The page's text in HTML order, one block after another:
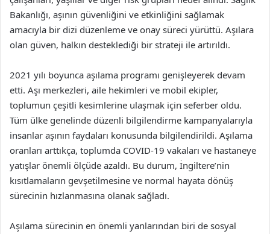
Bakanlığı, aşının güvenliğini ve etkinliğini sağlamak
amacıyla bir dizi düzenleme ve onay süreci yürüttü. Aşılara
olan güven, halkın desteklediği bir strateji ile artırıldı.
2021 yılı boyunca aşılama programı genişleyerek devam
etti. Aşı merkezleri, aile hekimleri ve mobil ekipler,
toplumun çeşitli kesimlerine ulaşmak için seferber oldu.
Tüm ülke genelinde düzenli bilgilendirme kampanyalarıyla
insanlar aşının faydaları konusunda bilgilendirildi. Aşılama
oranları arttıkça, toplumda COVID-19 vakaları ve hastaneye
yatışlar önemli ölçüde azaldı. Bu durum, İngiltere’nin
kısıtlamaların gevşetilmesine ve normal hayata dönüş
sürecinin hızlanmasına olanak sağladı.
Aşılama sürecinin en önemli yanlarından biri de sosyal